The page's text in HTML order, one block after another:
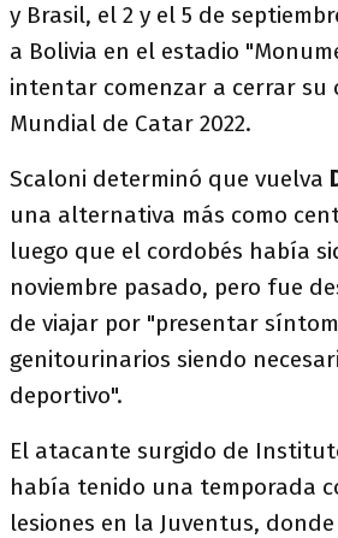
y Brasil, el 2 y el 5 de
a Bolivia en el estadio
intentar comenzar a cerrar su
Mundial de Catar 2022.
Scaloni determinó que vuelva
una alternativa más como
luego que el cordobés había
noviembre pasado, pero fue
de viajar por "presentar
genitourinarios siendo
deportivo".
El atacante surgido de
había tenido una temporada
lesiones en la Juventus,